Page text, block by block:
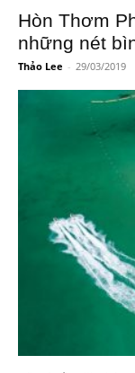
Hòn Thơm
những nét
Thảo Lee - 29/03/2019